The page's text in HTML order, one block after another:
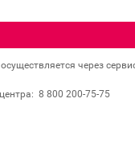
через
8 800 200‐75‐75